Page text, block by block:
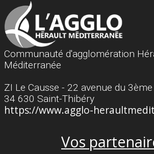
Communauté d'agglomération
Méditerranée
ZI Le Causse - 22 avenue du
34 630 Saint-Thibéry
https://www.agglo-
Vos